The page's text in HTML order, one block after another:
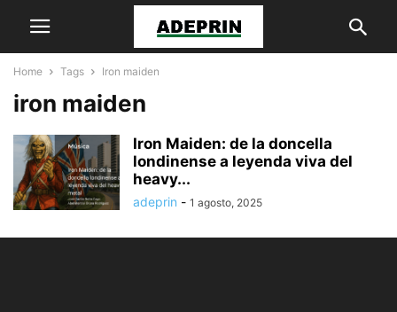
Home Tags Iron maiden
iron maiden
Iron Maiden: de la doncella
londinense a leyenda viva del
heavy...
adeprin - 1 agosto, 2025